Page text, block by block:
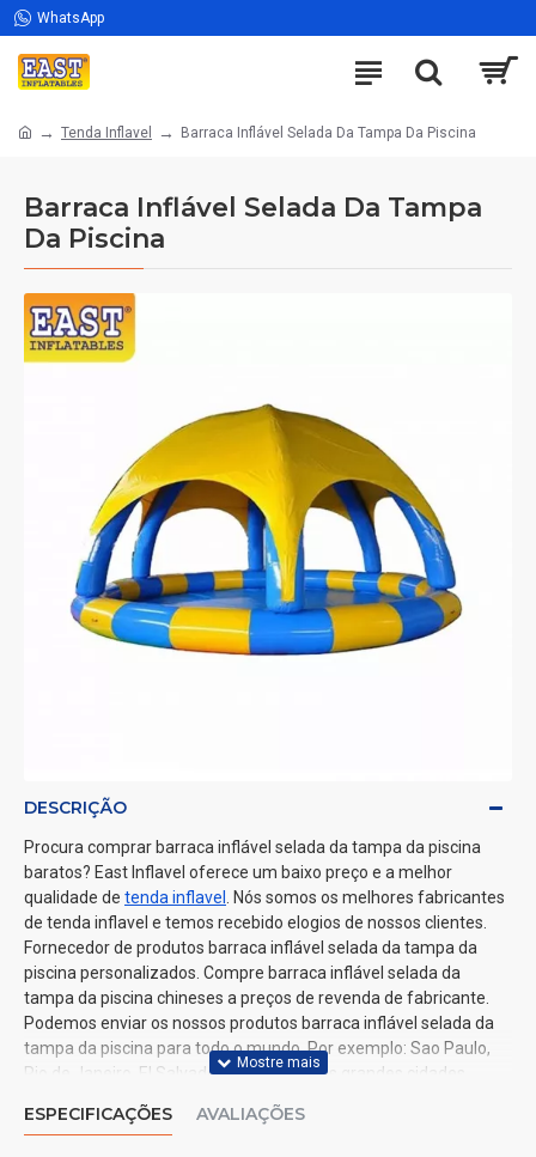
WhatsApp
Tenda Inflavel Barraca Inflável Selada Da Tampa Da Piscina
Barraca Inflável Selada Da Tampa
Da Piscina
DESCRIÇÃO
Procura comprar barraca inflável selada da tampa da piscina
baratos? East Inflavel oferece um baixo preço e a melhor
qualidade de tenda inflavel
. Nós somos os melhores fabricantes
de tenda inflavel e temos recebido elogios de nossos clientes.
Fornecedor de produtos barraca inflável selada da tampa da
piscina personalizados. Compre barraca inflável selada da
tampa da piscina chineses a preços de revenda de fabricante.
Podemos enviar os nossos produtos barraca inflável selada da
tampa da piscina para todo o mundo. Por exemplo: Sao Paulo,
Rio de Janeiro, El Salvador, Brazil e outras grandes cidades
grandes cidades portuguesas.
ESPECIFICAÇÕES AVALIAÇÕES